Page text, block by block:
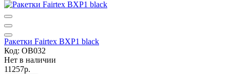
Ракетки Fairtex BXP1 black
Код: OB032
Нет в наличии
11257р.